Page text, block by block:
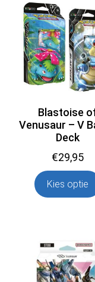
Blastoise
Venusaur – V
Deck
€29,95
Kies optie